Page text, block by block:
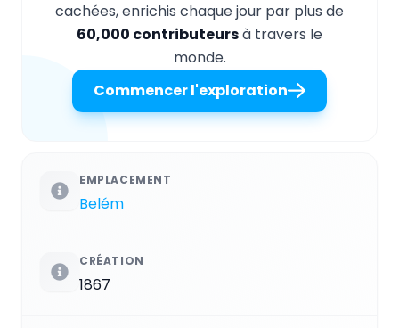
cachées, enrichis chaque jour par plus de
60,000 contributeursà travers le
monde.
Commencer l'exploration
EMPLACEMENT
Belém
CRÉATION
1867